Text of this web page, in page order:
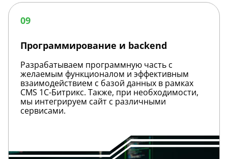
Программирование
и
backend
09
Программирование и backend
Разрабатываем программную часть с
желаемым функционалом и эффективным
взаимодействием с базой данных в рамках
CMS 1С-Битрикс. Также, при необходимости,
мы интегрируем сайт с различными
сервисами.